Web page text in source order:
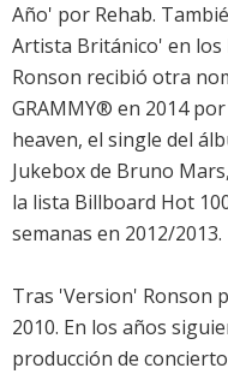
Año' por Rehab.
Artista Británico' en los
Ronson recibió otra
GRAMMY® en 2014
heaven, el single del
Jukeboxde Bruno Mars
la lista Billboard Hot
semanas en 2012/2013.
Tras 'Version' Ronson
2010. En los años
producción de